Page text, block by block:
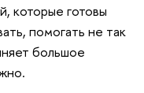
которые готовы
помогать не так
большое